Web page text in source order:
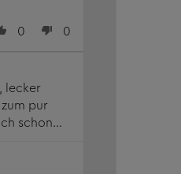
0 0
lecker
pur
schon